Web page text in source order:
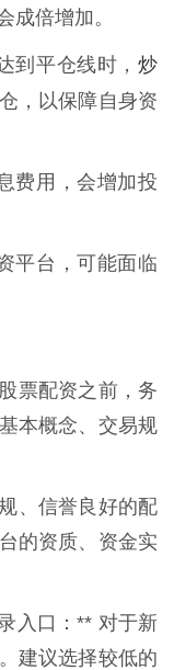
成倍增加。
到平仓线时， 炒
，以保障自身资
费用，会增加投
平台，可能面临
票配资之前，务
本概念、交易规
、信誉良好的配
的资质、资金实
入口：** 对于新
建议选择较低的